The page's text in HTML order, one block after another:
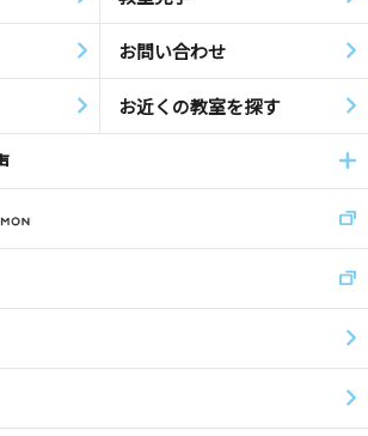
お問い合わせ
お近くの教室を探す